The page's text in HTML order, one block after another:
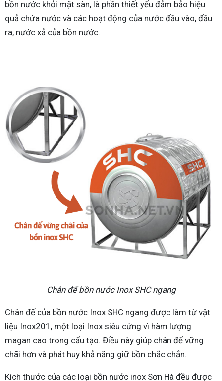
bồn nước khỏi mặt sàn, là phần thiết yếu đảm bảo hiệu
quả chứa nước và các hoạt động của nước đầu vào, đầu
ra, nước xả của bồn nước.
Chân đế bồn nước Inox SHC ngang
Chân đế của bồn nước Inox SHC ngang được làm từ vật
liệu Inox201, một loại Inox siêu cứng vì hàm lượng
magan cao trong cấu tạo. Điều này giúp chân đế vững
chãi hơn và phát huy khả năng giữ bồn chắc chắn.
Kích thước của các loại bồn nước inox Sơn Hà đều được